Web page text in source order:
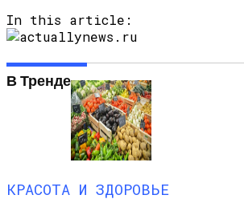
In this article:
В Тренде
КРАСОТА И ЗДОРОВЬЕ